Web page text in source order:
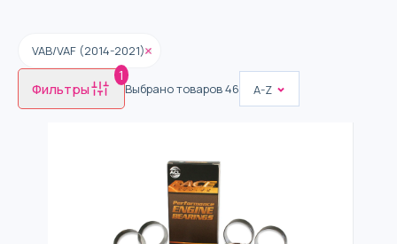
VAB/VAF (2014-2021)
Фильтры
1
Выбрано товаров46 A-Z